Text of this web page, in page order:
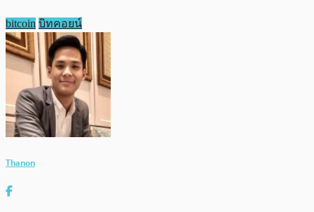
bitcoin บิทคอยน์
Thanon